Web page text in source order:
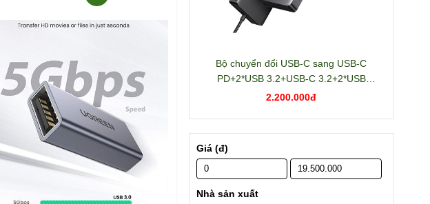
Bộ chuyển đổi USB-C sang USB-C
PD+2*USB 3.2+USB-C 3.2+2*USB
3.0+RJ45+2*HDMI+DP+SD/TF+3.5mm
2.200.000đ
Giá (đ)
Nhà sản xuất